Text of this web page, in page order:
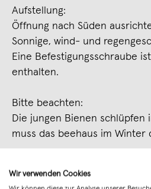
Aufstellung:
Öffnung nach Süden
Sonnige, wind- und
Eine Befestigungsschraube
enthalten.
Bitte beachten:
Die jungen Bienen schlüpfen
muss das beehaus im Winter
Wir verwenden Cookies